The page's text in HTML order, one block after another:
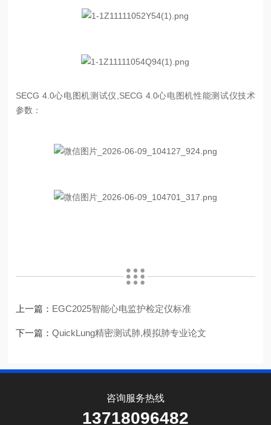
SECG 4.0心电图机测试仪,SECG 4.0心电图机性能测试仪技术
参数：
上一篇： EGC2025智能心电监护检定仪标准
下一篇：QuickLung精密测试肺,模拟肺专业论文
咨询服务热线
13718096482